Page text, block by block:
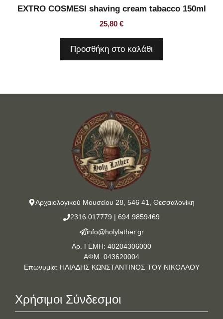
EXTRO COSMESI shaving cream tabacco 150ml
25,80 €
Προσθήκη στο καλάθι
Αρχαιολογικού Μουσείου 28, 546 41, Θεσσαλονίκη
2316 017779 | 694 9859469
info@holylather.gr
Αρ. ΓΕΜΗ: 40204306000
ΑΦΜ: 043620004
Επωνυμία: ΗΛΙΑΔΗΣ ΚΩΝΣΤΑΝΤΙΝΟΣ ΤΟΥ ΝΙΚΟΛΑΟΥ
Χρήσιμοι Σύνδεσμοι